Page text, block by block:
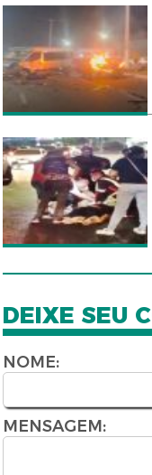
DEIXE SEU
NOME:
MENSAGEM: